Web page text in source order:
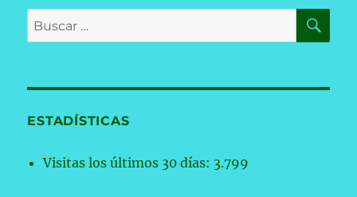
Buscar
por:
ESTADÍSTICAS
Visitas los últimos 30 días: 3.799